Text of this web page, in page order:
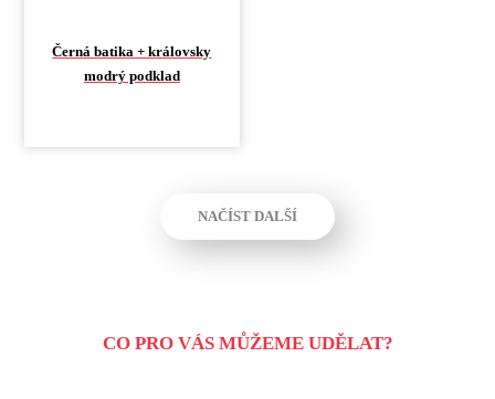
Černá batika + královsky
modrý podklad
NAČÍST DALŠÍ
CO PRO VÁS MŮŽEME UDĚLAT?